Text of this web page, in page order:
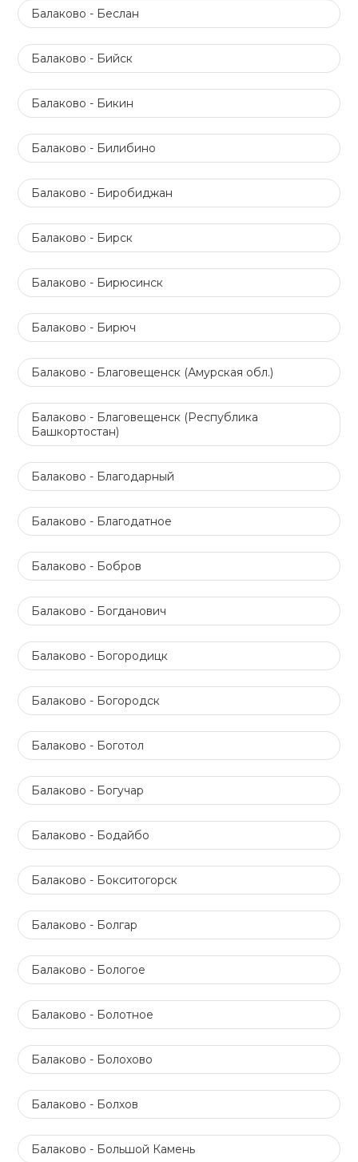
Балаково - Беслан
Балаково - Бийск
Балаково - Бикин
Балаково - Билибино
Балаково - Биробиджан
Балаково - Бирск
Балаково - Бирюсинск
Балаково - Бирюч
Балаково - Благовещенск (Амурская обл.)
Балаково - Благовещенск (Республика
Башкортостан)
Балаково - Благодарный
Балаково - Благодатное
Балаково - Бобров
Балаково - Богданович
Балаково - Богородицк
Балаково - Богородск
Балаково - Боготол
Балаково - Богучар
Балаково - Бодайбо
Балаково - Бокситогорск
Балаково - Болгар
Балаково - Бологое
Балаково - Болотное
Балаково - Болохово
Балаково - Болхов
Балаково - Большой Камень